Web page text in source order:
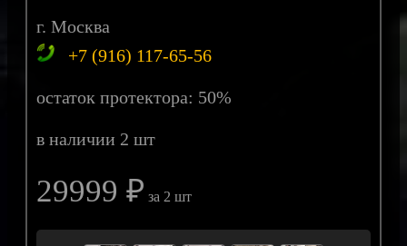
г. Москва
+7 (916) 117-65-56
остаток протектора: 50%
в наличии 2 шт
29999 ₽ за 2 шт